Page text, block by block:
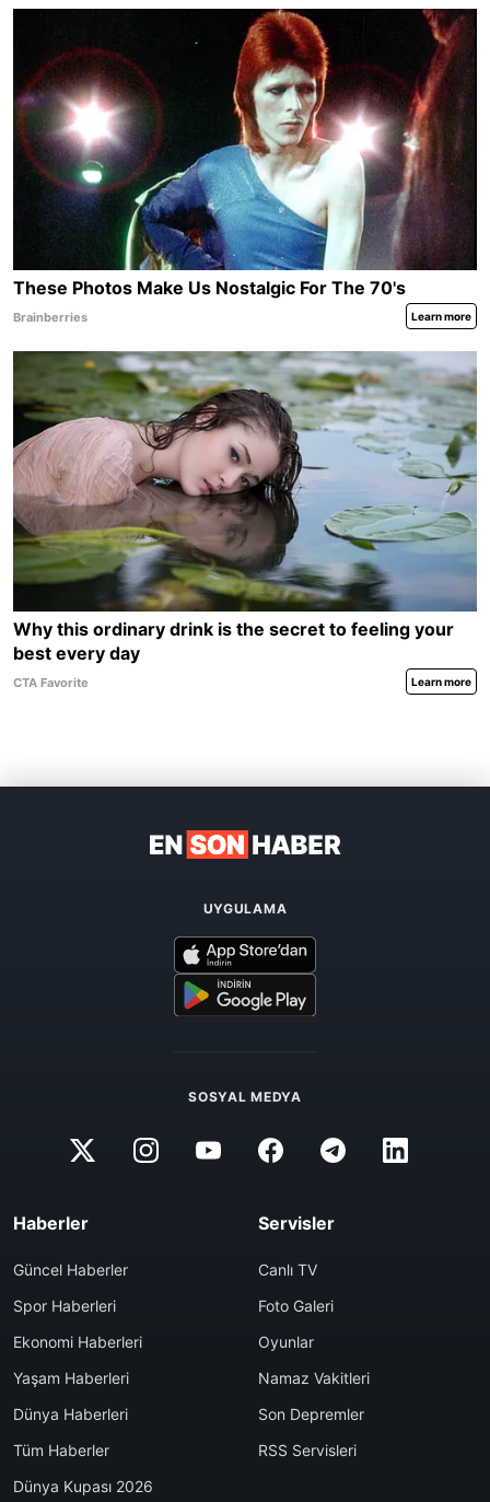
UYGULAMA
SOSYAL MEDYA
Haberler
Güncel Haberler
Spor Haberleri
Ekonomi Haberleri
Yaşam Haberleri
Dünya Haberleri
Tüm Haberler
Dünya Kupası 2026
Servisler
Canlı TV
Foto Galeri
Oyunlar
Namaz Vakitleri
Son Depremler
RSS Servisleri